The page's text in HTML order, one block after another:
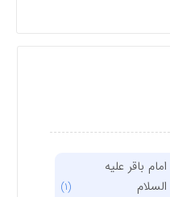
امام باقر علیه
السلام